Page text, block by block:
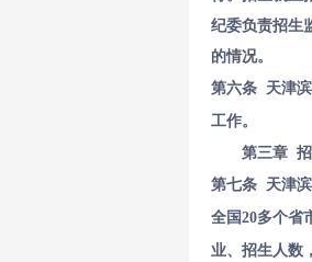
纪委负责招生
的情况。
第六条 天津
工作。
第三章
第七条 天津
全国20多个省
业、招生人数